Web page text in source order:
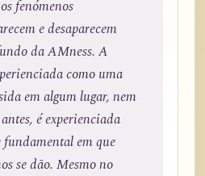
fenómenos
e desaparecem
da AMness. A
como uma
em algum lugar, nem
é experienciada
em que
se dão. Mesmo no